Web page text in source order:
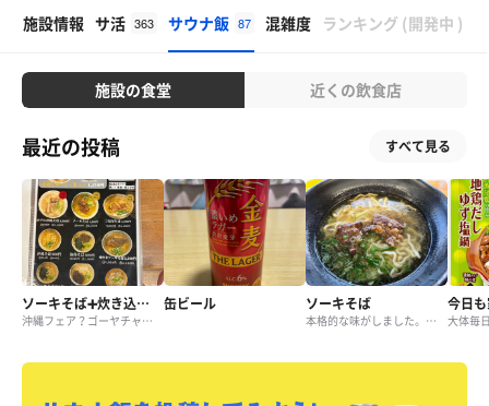
施設情報 サ活 363 サウナ飯 87 混雑度 ランキング (開発中 )
施設の食堂 近くの飲食店
最近の投稿 すべて見る
ソーキそば➕炊き込みご飯セット
沖縄フェア？ゴーヤチャンプル定食品切れのため、そばに変更。これはこれで美味し！
缶ビール ソーキそば
本格的な味がしました。旨い😋
今日
大体毎